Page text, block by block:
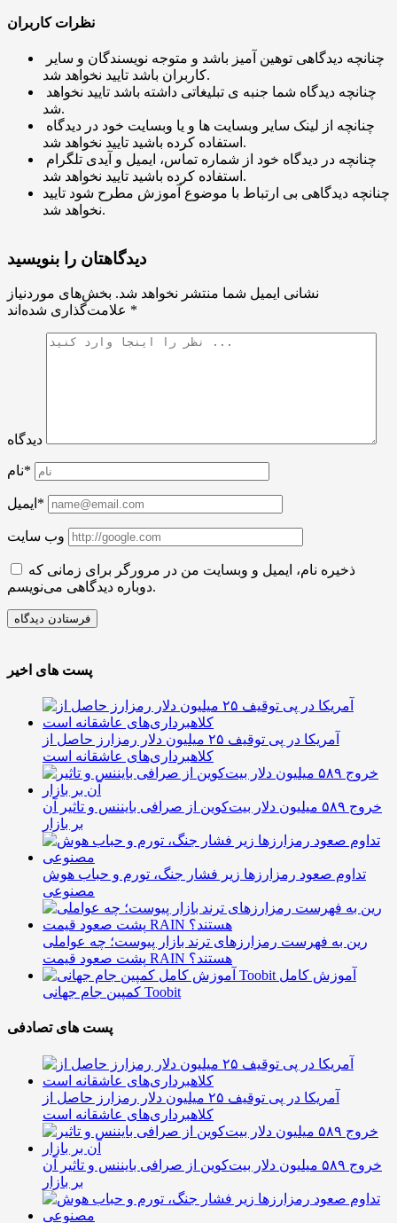
نظرات کاربران
کاربران باشد تایید نخواهد شد.
شد.
استفاده کرده باشید تایید نخواهد شد.
استفاده کرده باشید تایید نخواهد شد.
چنانچه دیدگاهی بی ارتباط با موضوع آموزش مطرح شود تایید
نخواهد شد.
دیدگاهتان را بنویسید
نشانی ایمیل شما منتشر نخواهد شد. بخش‌های موردنیاز
*
دیدگاه
نام*
ایمیل*
وب سایت
ذخیره نام، ایمیل و وبسایت من در مرورگر برای زمانی که
دوباره دیدگاهی می‌نویسم.
پست های اخیر
آمریکا در پی توقیف ۲۵ میلیون دلار رمزارز حاصل از
کلاهبرداری‌های عاشقانه است
خروج ۵۸۹ میلیون دلار بیت‌کوین از صرافی بایننس و تاثیر آن
بر بازار
تداوم صعود رمزارزها زیر فشار جنگ، تورم و حباب هوش
مصنوعی
رین به فهرست رمزارزهای ترند بازار پیوست؛ چه عواملی
پشت صعود قیمت RAIN هستند؟
آموزش کامل
کمپین جام جهانی Toobit
پست های تصادفی
آمریکا در پی توقیف ۲۵ میلیون دلار رمزارز حاصل از
کلاهبرداری‌های عاشقانه است
خروج ۵۸۹ میلیون دلار بیت‌کوین از صرافی بایننس و تاثیر آن
بر بازار